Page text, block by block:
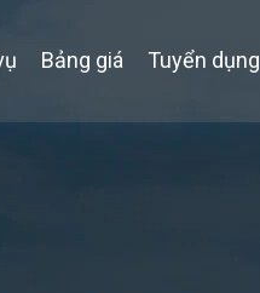
Bảng giá Tuyển dụng